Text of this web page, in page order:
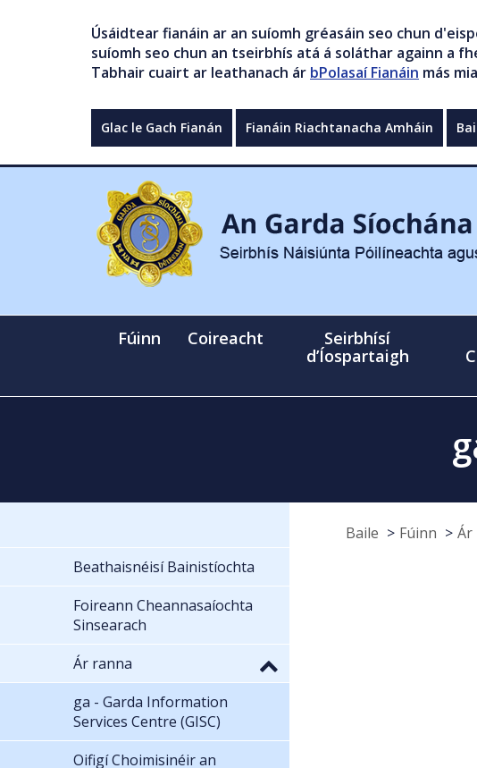
Úsáidtear fianáin ar an suíomh gréasáin seo chun
suíomh seo chun an tseirbhís atá á soláthar againn a
Tabhair cuairt ar leathanach ár bPolasaí Fianáin más
Glac le Gach Fianán Fianáin Riachtanacha Amháin
Fúinn Coireacht
Seirbhísí
d’Íospartaigh
Baile Fúinn Ár
Beathaisnéisí Bainistíochta
Foireann Cheannasaíochta
Sinsearach
Ár ranna
ga - Garda Information
Services Centre (GISC)
Oifigí Choimisinéir an